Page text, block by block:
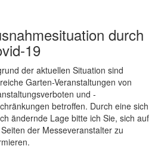
durch
19
der aktuellen Situation sind
Garten-Veranstaltungen von
und -
betroffen. Durch eine sich
ändernde Lage bitte ich Sie, sich auf
der Messeveranstalter zu